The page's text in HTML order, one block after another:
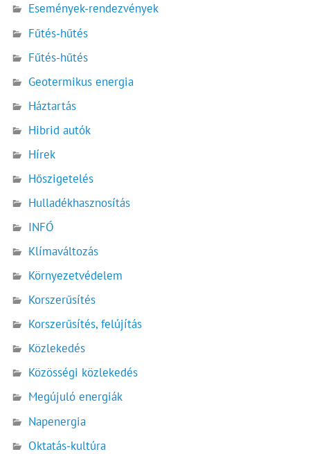
Események-rendezvények
Fűtés-hűtés
Fűtés-hűtés
Geotermikus energia
Háztartás
Hibrid autók
Hírek
Hőszigetelés
Hulladékhasznosítás
INFÓ
Klímaváltozás
Környezetvédelem
Korszerűsítés
Korszerűsítés, felújítás
Közlekedés
Közösségi közlekedés
Megújuló energiák
Napenergia
Oktatás-kultúra